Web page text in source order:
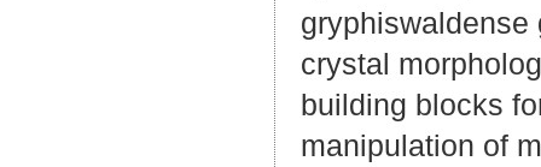
gryphiswaldense
crystal
building blocks
manipulation of